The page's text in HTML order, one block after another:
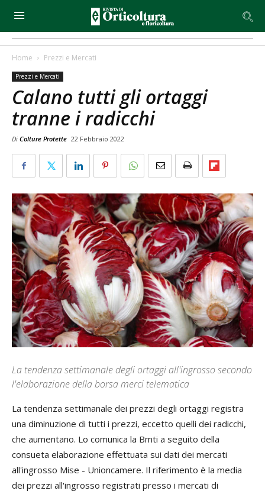
Home Prezzi e Mercati
Prezzi e Mercati
Calano tutti gli ortaggi
tranne i radicchi
Di Colture Protette 22 Febbraio 2022
La tendenza settimanale degli ortaggi all'ingrosso secondo
l'elaborazione della borsa merci telematica
La tendenza settimanale dei prezzi degli ortaggi registra
una diminuzione di tutti i prezzi, eccetto quelli dei radicchi,
che aumentano. Lo comunica la Bmti a seguito della
consueta elaborazione effettuata sui dati dei mercati
all'ingrosso Mise - Unioncamere. Il riferimento è la media
dei prezzi all'ingrosso registrati presso i mercati di